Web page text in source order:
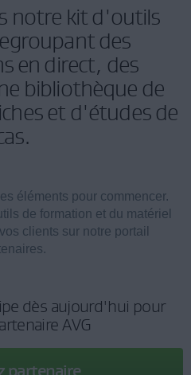
notre kit d'outils
des
en direct, des
bibliothèque de
et d'études de
éléments pour commencer.
de formation et du matériel
clients sur notre portail
dès aujourd'hui pour
AVG
partenaire